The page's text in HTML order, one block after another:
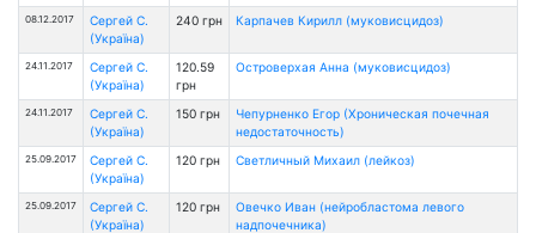
08.12.2017
Сергей С.
(Україна)
240 грн Карпачев Кирилл (муковисцидоз)
24.11.2017
Сергей С.
(Україна)
120.59
грн
Островерхая Анна (муковисцидоз)
24.11.2017
Сергей С.
(Україна)
150 грн
Чепурненко Егор (Хроническая почечная
недостаточность)
25.09.2017
Сергей С.
(Україна)
120 грн Светличный Михаил (лейкоз)
25.09.2017
Сергей С.
(Україна)
120 грн
Овечко Иван (нейробластома левого
надпочечника)